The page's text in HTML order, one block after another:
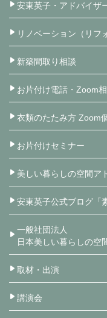
安東英子・アドバイザ
リノベーション（リフ
新築間取り相談
お片付け電話・Zoom
衣類のたたみ方 Zoom
お片付けセミナー
美しい暮らしの空間ア
安東英子公式ブログ「
一般社団法人
日本美しい暮らしの空
取材・出演
講演会